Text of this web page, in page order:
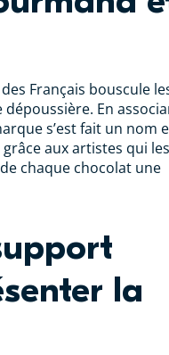
Français bouscule
dépoussière. En
s’est fait un nom
aux artistes qui les
chaque chocolat une
la